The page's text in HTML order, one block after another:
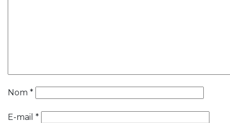
Nom *
E-mail *